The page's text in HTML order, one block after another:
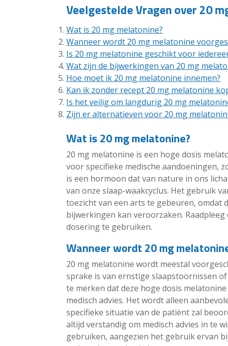
Veelgestelde Vragen over 20
Wat is 20 mg melatonine?
Wanneer wordt 20 mg melatonine
Is 20 mg melatonine geschikt voor
Wat zijn de bijwerkingen van 20 mg
Hoe moet ik 20 mg melatonine innemen?
Kan ik zonder recept 20 mg melatonine
Is het veilig om langdurig 20 mg
Zijn er alternatieven voor 20 mg
Wat is 20 mg melatonine?
20 mg melatonine is een hoge dosis
voor specifieke medische aandoeningen,
is een hormoon dat van nature in ons
van onze slaap-waakcyclus. Het gebruik
toezicht van een arts te gebeuren, omdat
bijwerkingen kan veroorzaken.
dosering te gebruiken.
Wanneer wordt 20 mg
20 mg melatonine wordt meestal
sprake is van ernstige slaapstoornissen
te merken dat deze hoge dosis
medisch advies. Het wordt alleen
specifieke situatie van de patiënt zal
altijd verstandig om medisch advies in te
gebruiken, aangezien het gebruik ervan